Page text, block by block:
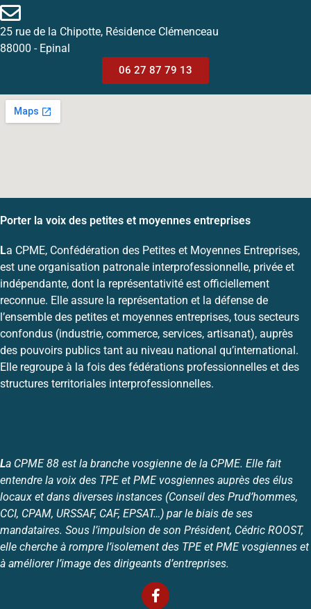
25 rue de la Chipotte, Résidence Clémenceau
88000 - Epinal
06 27 87 79 13
Porter la voix des petites et moyennes entreprises
La CPME, Confédération des Petites et Moyennes Entreprises,
est une organisation patronale interprofessionnelle, privée et
indépendante, dont la représentativité est officiellement
reconnue. Elle assure la représentation et la défense de
l’ensemble des petites et moyennes entreprises, tous secteurs
confondus (industrie, commerce, services, artisanat), auprès
des pouvoirs publics tant au niveau national qu’international.
Elle regroupe à la fois des fédérations professionnelles et des
structures territoriales interprofessionnelles.
La CPME 88 est la branche vosgienne de la CPME. Elle fait
entendre la voix des TPE et PME vosgiennes auprès des élus
locaux et dans diverses instances (Conseil des Prud’hommes,
CCI, CPAM, URSSAF, CAF, EPSAT…) par le biais de ses
mandataires. Sous l’impulsion de son Président, Cédric ROOST,
elle cherche à rompre l’isolement des TPE et PME vosgiennes et
à améliorer l’image des dirigeants d’entreprises.